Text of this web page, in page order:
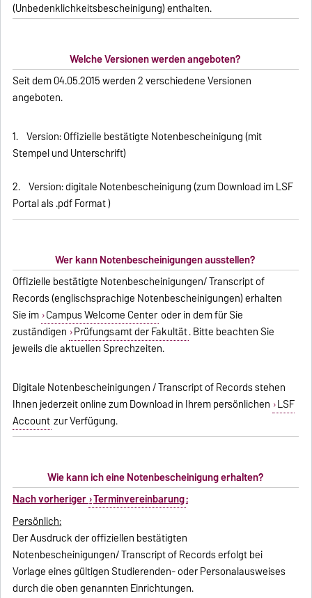
(Unbedenklichkeitsbescheinigung) enthalten.
Welche Versionen werden angeboten?
Seit dem 04.05.2015 werden 2 verschiedene Versionen
angeboten.
1. Version: Offizielle bestätigte Notenbescheinigung (mit
Stempel und Unterschrift)
2. Version: digitale Notenbescheinigung (zum Download im LSF
Portal als .pdf Format )
Wer kann Notenbescheinigungen ausstellen?
Offizielle bestätigte Notenbescheinigungen/ Transcript of
Records (englischsprachige Notenbescheinigungen) erhalten
Sie im Campus Welcome Center oder in dem für Sie
zuständigen Prüfungsamt der Fakultät. Bitte beachten Sie
jeweils die aktuellen Sprechzeiten.
Digitale Notenbescheinigungen / Transcript of Records stehen
Ihnen jederzeit online zum Download in Ihrem persönlichen LSF
Account zur Verfügung.
Wie kann ich eine Notenbescheinigung erhalten?
Nach vorheriger Terminvereinbarung:
Persönlich:
Der Ausdruck der offiziellen bestätigten
Notenbescheinigungen/ Transcript of Records erfolgt bei
Vorlage eines gültigen Studierenden- oder Personalausweises
durch die oben genannten Einrichtungen.